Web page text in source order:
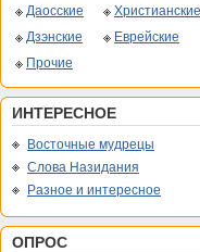
Даосские
Христианские
Дзэнские
Еврейские
Прочие
ИНТЕРЕСНОЕ
Восточные мудрецы
Слова Назидания
Разное и интересное
ОПРОС